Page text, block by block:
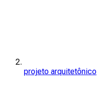
projeto arquitetônico